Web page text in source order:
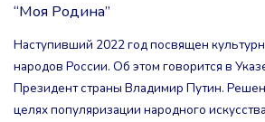
“Моя Родина”
Наступивший 2022 год посвящен
народов России. Об этом говорится в
Президент страны Владимир Путин.
целях популяризации народного